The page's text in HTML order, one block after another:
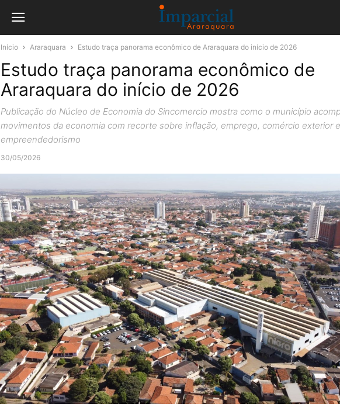
Início Araraquara Estudo traça panorama econômico de Araraquara do início de 2026
Estudo traça panorama econômico de
Araraquara do início de 2026
Publicação do Núcleo de Economia do Sincomercio mostra como o município
movimentos da economia com recorte sobre inflação, emprego, comércio exterior e
empreendedorismo
30/05/2026